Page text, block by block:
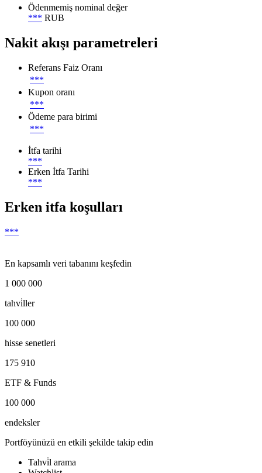
Ödenmemiş nominal değer
*** RUB
Nakit akışı parametreleri
Referans Faiz Oranı
***
Kupon oranı
***
Ödeme para birimi
***
İtfa tarihi
***
Erken İtfa Tarihi
***
Erken itfa koşulları
***
En kapsamlı veri tabanını keşfedin
1 000 000
tahvi̇ller
100 000
hisse senetleri
175 910
ETF & Funds
100 000
endeksler
Portföyünüzü en etkili şekilde takip edin
Tahvi̇l arama